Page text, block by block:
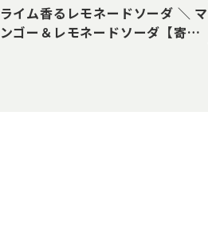
ライム香るレモネードソーダ ＼ マ
ンゴー＆レモネードソーダ【寄り